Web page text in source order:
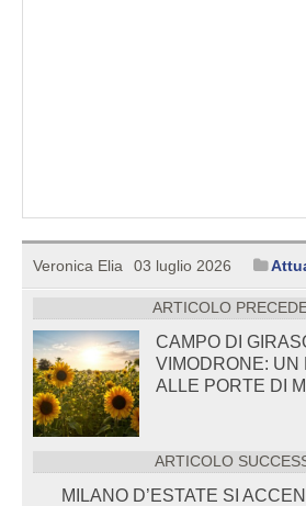
Veronica Elia 03 luglio 2026
ARTICOLO
CAMPO DI
VIMODRONE: UN
ALLE PORTE DI
ARTICOLO
MILANO D’ESTATE SI